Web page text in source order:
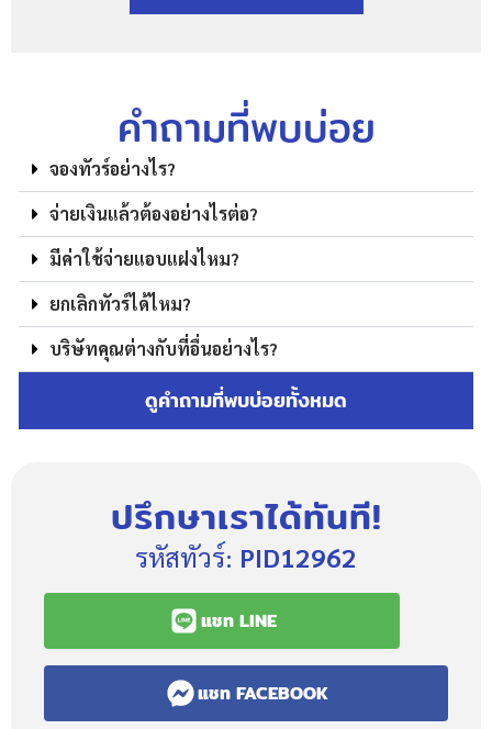
คำถามที่พบบ่อย
จองทัวร์อย่างไร?
จ่ายเงินแล้วต้องอย่างไรต่อ?
มีค่าใช้จ่ายแอบแฝงไหม?
ยกเลิกทัวร์ได้ไหม?
บริษัทคุณต่างกับที่อื่นอย่างไร?
ดูคำถามที่พบบ่อยทั้งหมด
ปรึกษาเราได้ทันที!
รหัสทัวร์: PID12962
แชท LINE
แชท FACEBOOK